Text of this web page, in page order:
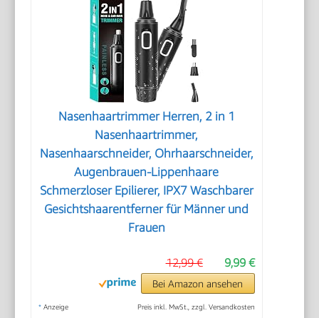
Nasenhaartrimmer Herren, 2 in 1
Nasenhaartrimmer,
Nasenhaarschneider, Ohrhaarschneider,
Augenbrauen-Lippenhaare
Schmerzloser Epilierer, IPX7 Waschbarer
Gesichtshaarentferner für Männer und
Frauen
9,99 €
12,99 €
Bei Amazon ansehen
* Anzeige Preis inkl. MwSt., zzgl. Versandkosten